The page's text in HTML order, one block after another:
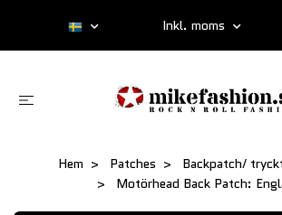
Inkl. moms
Hem Patches
Backpatch/
Motörhead Back Patch: